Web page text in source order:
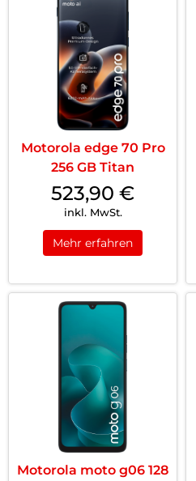
Motorola edge 70 Pro
256 GB Titan
523,90 €
inkl. MwSt.
Mehr erfahren
Motorola moto g06 128